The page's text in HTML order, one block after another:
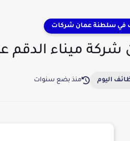
في سلطنة عمان شركات
شركة ميناء
اليوم منذ بضع سنوات